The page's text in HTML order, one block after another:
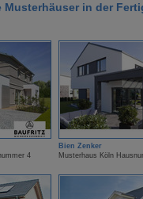
Musterhäuser in der
4
Bien Zenker
Musterhaus Köln